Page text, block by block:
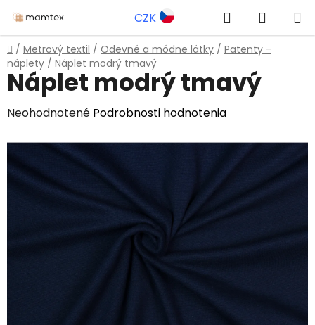
na
obsah
CZK Hľadať
KOŠÍK
Domov
/ Metrový textil / Odevné a módne látky / Patenty -
náplety / Náplet modrý tmavý
Náplet modrý tmavý
Priemerné
produktu
je
hviezdičiek.
Neohodnotené Podrobnosti hodnotenia